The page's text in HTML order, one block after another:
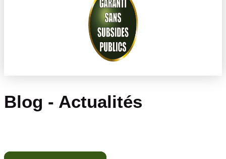
Blog - Actualités